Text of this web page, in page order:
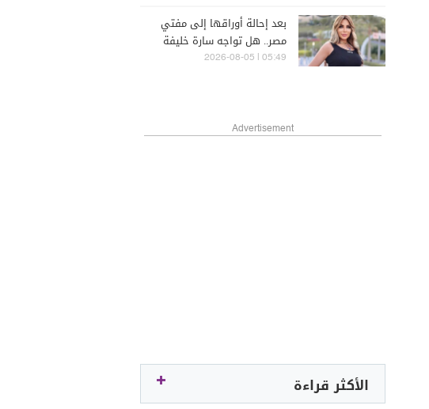
بعد إحالة أوراقها إلى مفتي
مصر.. هل تواجه سارة خليفة
الإعدام؟
05:49 | 2026-08-05
Advertisement
الأكثر قراءة